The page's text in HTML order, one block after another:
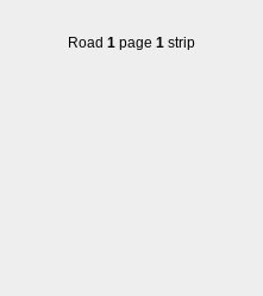
Road 1 page 1 strip